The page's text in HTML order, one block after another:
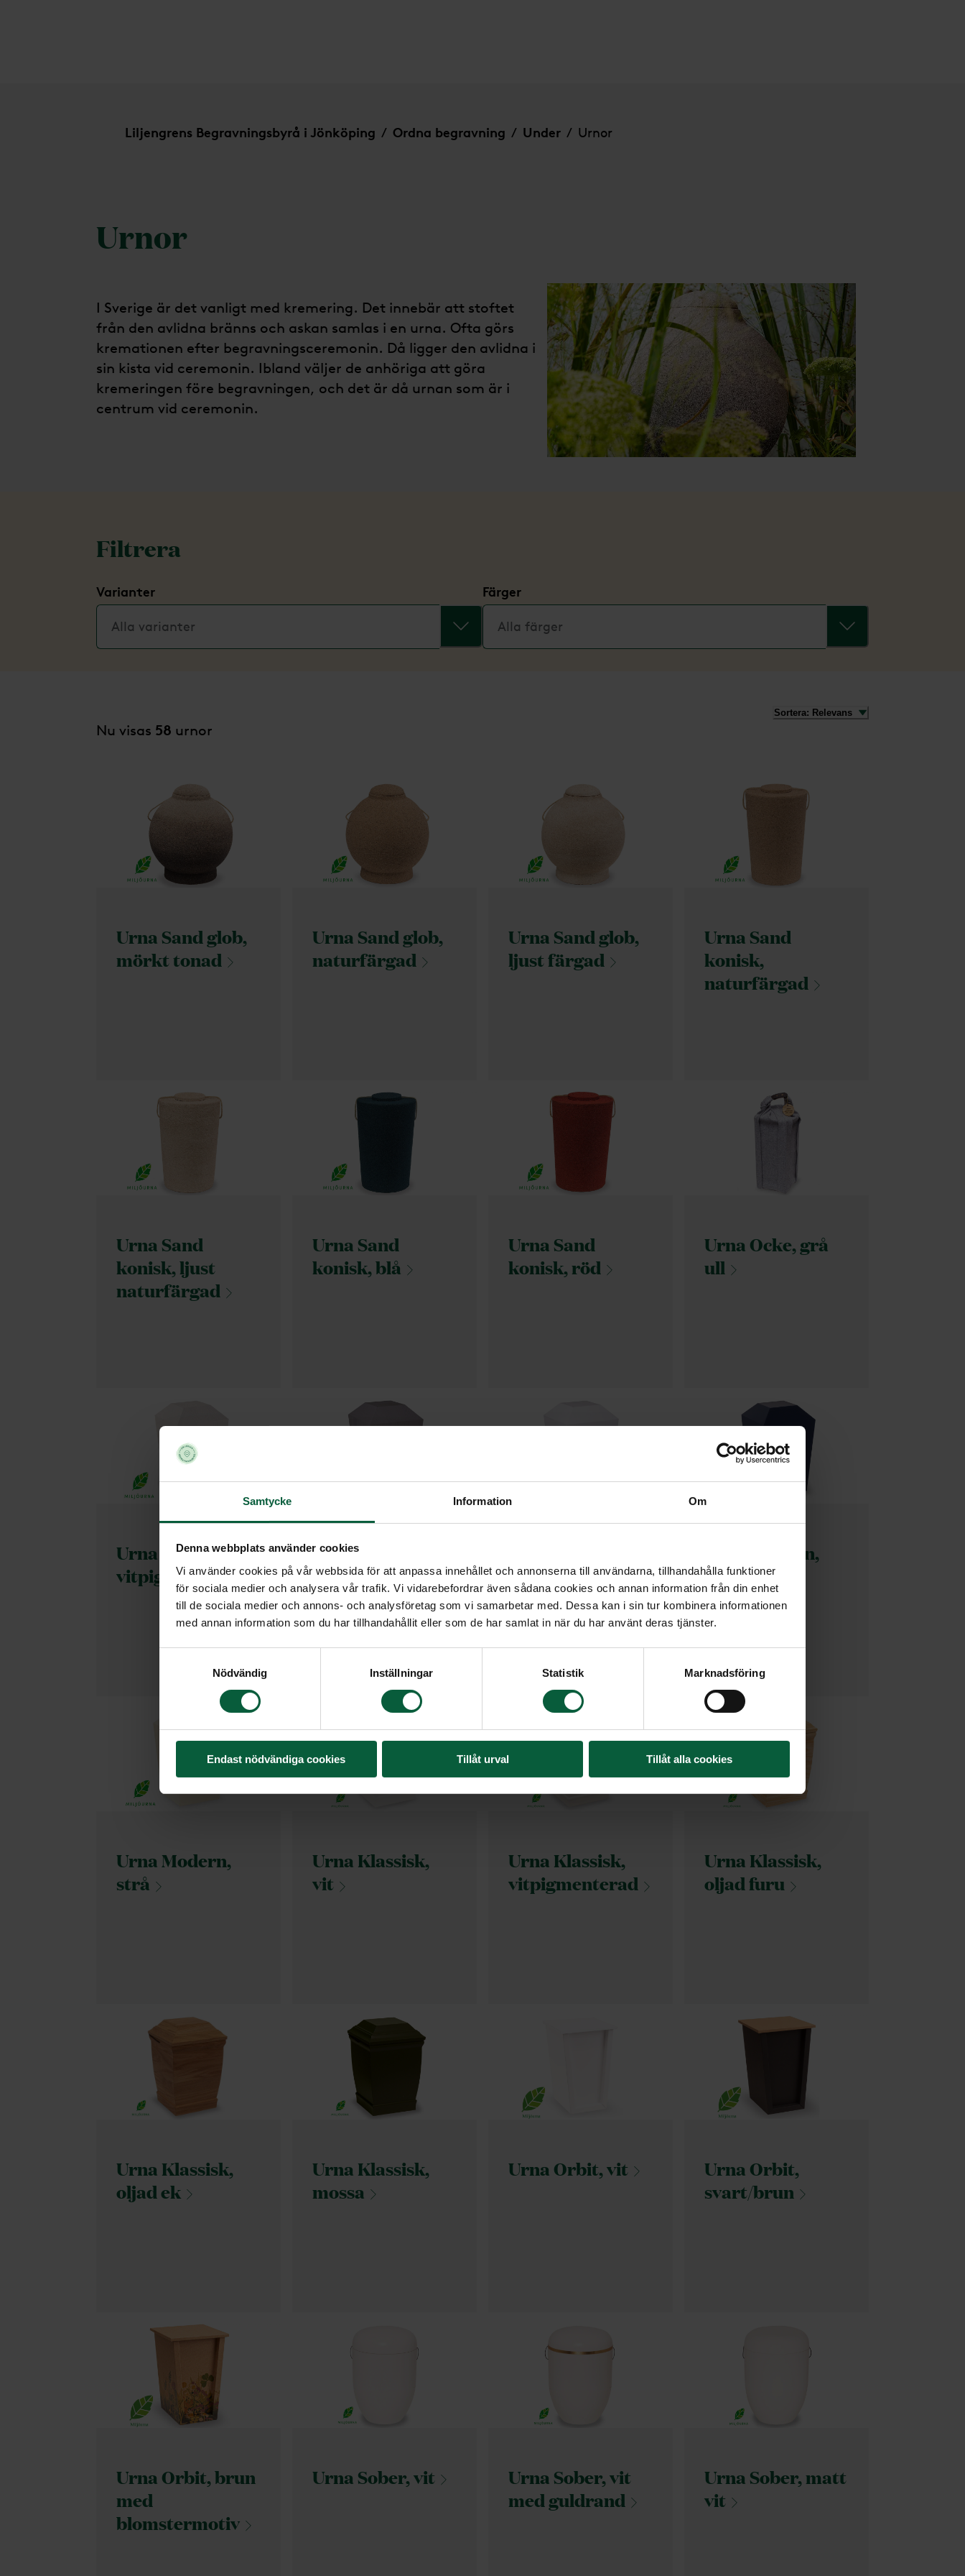
Samtycke Information Om
Denna webbplats använder cookies
Vi använder cookies på vår webbsida för att anpassa innehållet och annonserna till användarna, tillhandahålla funktioner
för sociala medier och analysera vår trafik. Vi vidarebefordrar även sådana cookies och annan information från din enhet
till de sociala medier och annons- och analysföretag som vi samarbetar med. Dessa kan i sin tur kombinera informationen
med annan information som du har tillhandahållit eller som de har samlat in när du har använt deras tjänster.
Nödvändig
Inställningar Statistik Marknadsföring
Endast nödvändiga cookies Tillåt urval Tillåt alla cookies
Liljengrens Begravningsbyrå i Jönköping / Ordna begravning / Under / Urnor
Urnor
I Sverige är det vanligt med kremering. Det innebär att stoftet
från den avlidna bränns och askan samlas i en urna. Ofta görs
kremationen efter begravningsceremonin. Då ligger den avlidna i
sin kista vid ceremonin. Ibland väljer de anhöriga att göra
kremeringen före begravningen, och det är då urnan som är i
centrum vid ceremonin.
Filtrera
Varianter
Alla varianter
Färger
Alla färger
Nu visas 58 urnor
Sortera: Relevans
Urna Sand glob,
mörkttonad
Urna Sand glob,
naturfärgad
Urna Sand glob,
ljustfärgad
Urna Sand
konisk,
naturfärgad
Urna Sand
konisk, ljust
naturfärgad
Urna Sand
konisk,blå
Urna Sand
konisk,röd
Urna Ocke, grå
ull
Urna Modern,
vitpigmenterad
Urna Modern,
gråpigmenterad
vit
Urna Modern,
havsvik
Urna Modern,
strå
Urna Klassisk,
vit
Urna Klassisk,
vitpigmenterad
Urna Klassisk,
oljadfuru
Urna Klassisk,
oljadek
Urna Klassisk,
mossa
Urna Orbit,vit
Urna Orbit,
svart/brun
Urna Orbit, brun
med
blomstermotiv
Urna Sober,vit
Urna Sober, vit
med guldrand
Urna Sober, matt
vit